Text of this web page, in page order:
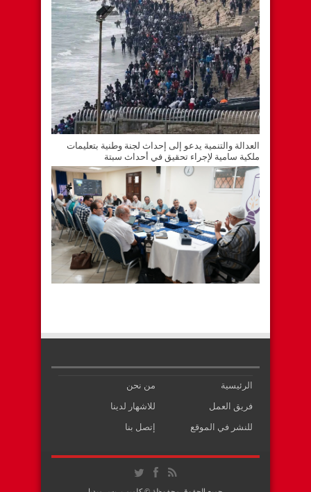
العدالة والتنمية يدعو إلى إحداث لجنة وطنية بتعليمات
ملكية سامية لإجراء تحقيق في أحداث سبتة
الرئيسية
من نحن
فريق العمل
للاشهار لدينا
للنشر في الموقع
إتصل بنا